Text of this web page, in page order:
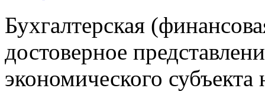
Бухгалтерская
достоверное
экономического